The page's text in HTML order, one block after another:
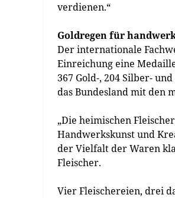
verdienen.“
Goldregen für
Der internationale
Einreichung eine
367 Gold-, 204 Silber-
das Bundesland mit den
„Die heimischen
Handwerkskunst und
der Vielfalt der Waren
Fleischer.
Vier Fleischereien, drei